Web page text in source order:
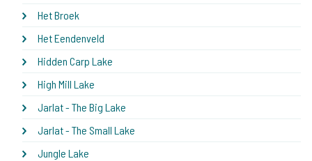
Het Broek
Het Eendenveld
Hidden Carp Lake
High Mill Lake
Jarlat - The Big Lake
Jarlat - The Small Lake
Jungle Lake